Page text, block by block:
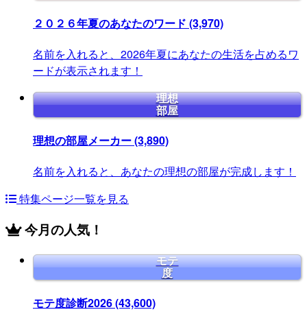
２０２６年夏のあなたのワード (3,970)
名前を入れると、2026年夏にあなたの生活を占めるワ
ードが表示されます！
理想
部屋
理想の部屋メーカー(3,890)
名前を入れると、あなたの理想の部屋が完成します！
特集ページ一覧を見る
今月の人気！
モテ
度
モテ度診断2026(43,600)